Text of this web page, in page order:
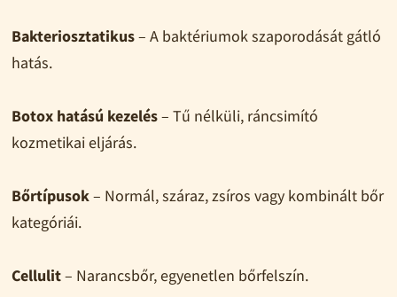
Bakteriosztatikus– A baktériumok szaporodását gátló
hatás.
Botox hatású kezelés– Tű nélküli, ráncsimító
kozmetikai eljárás.
Bőrtípusok– Normál, száraz, zsíros vagy kombinált bőr
kategóriái.
Cellulit– Narancsbőr, egyenetlen bőrfelszín.